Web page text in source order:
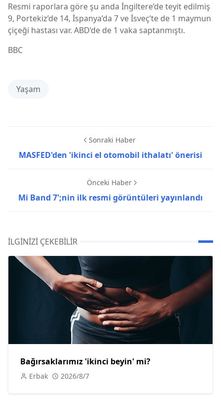
Resmi raporlara göre şu anda İngiltere’de teyit edilmiş
9, Portekiz’de 14, İspanya’da 7 ve İsveç’te de 1 maymun
çiçeği hastası var. ABD’de de 1 vaka saptanmıştı.
BBC
Yaşam
Sonraki Haber
MASFED'den 'ikinci el otomobil ithalatı' önerisi
Önceki Haber
Mi Band 7';nin ilk resmi görüntüleri yayınlandı
İLGINIZI ÇEKEBILIR
Bağırsaklarımız 'ikinci beyin' mi?
Erbak 2026/8/7